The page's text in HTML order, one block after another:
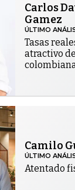
Carlos
Gamez
ÚLTIMO
Tasas
atractivo
Camilo
ÚLTIMO
Atentado